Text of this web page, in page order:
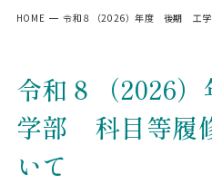
HOME 令和８（2026）年度 後期 工学
令和８（2026
学部 科目等履
いて